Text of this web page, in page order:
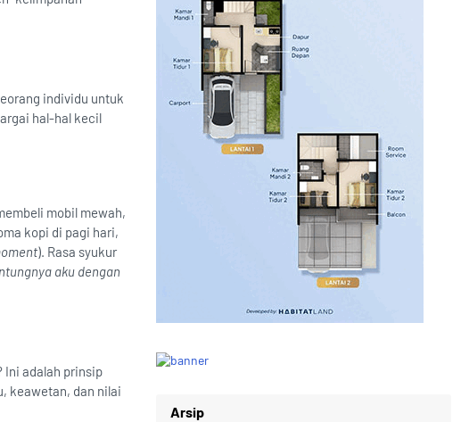
individu untuk
hal-hal kecil
mobil mewah,
kopi di pagi hari,
). Rasa syukur
aku dengan
Ini adalah prinsip
keawetan, dan nilai
Arsip